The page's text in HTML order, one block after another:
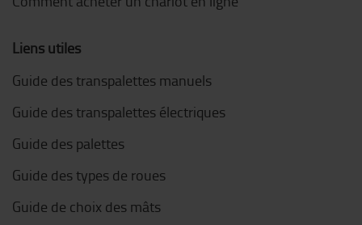
Liens utiles
Guide des transpalettes manuels
Guide des transpalettes électriques
Guide des palettes
Guide des types de roues
Guide de choix des mâts